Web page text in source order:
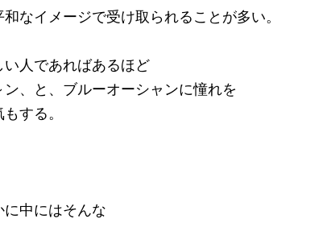
なイメージで受け取られることが多い。
い人であればあるほど
、と、ブルーオーシャンに憧れを
する。
に中にはそんな